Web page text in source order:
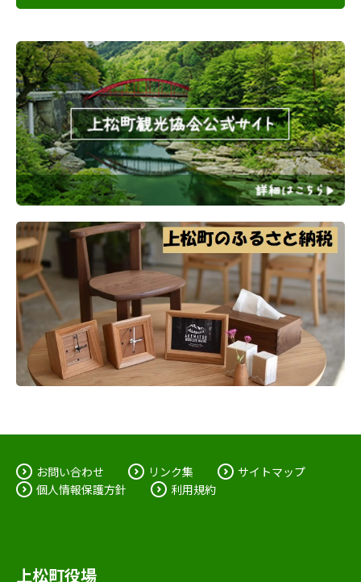
お問い合わせ リンク集
サイトマップ
個人情報保護方針
利用規約
上松町役場